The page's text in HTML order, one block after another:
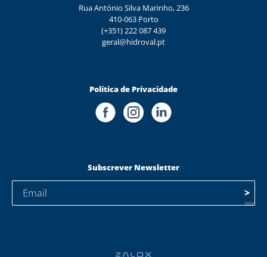
Rua António Silva Marinho, 236
410-063 Porto
(+351) 222 087 439
geral@hidroval.pt
Política de Privacidade
Subscrever Newsletter
>